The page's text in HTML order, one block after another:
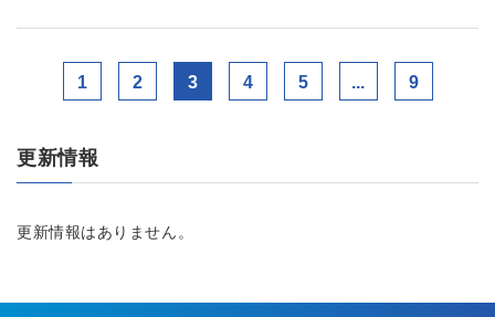
1 2 3 4 5 ... 9
更新情報
更新情報はありません。